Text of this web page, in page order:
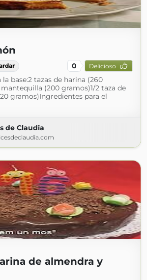
0 Delicioso
base:2 tazas de harina (260
(200 gramos)1/2 taza de
gramos)Ingredientes para el
de Claudia
de almendra y